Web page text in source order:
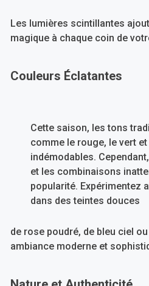
Les lumières scintillantes
magique à chaque coin de
Couleurs Éclatantes
Cette saison, les tons
comme le rouge, le vert
indémodables.
et les combinaisons
popularité. Expérimentez
dans des teintes douces
de rose poudré, de bleu ciel
ambiance moderne et